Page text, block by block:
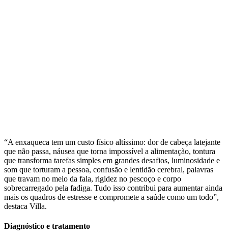
“A enxaqueca tem um custo físico altíssimo: dor de cabeça latejante
que não passa, náusea que torna impossível a alimentação, tontura
que transforma tarefas simples em grandes desafios, luminosidade e
som que torturam a pessoa, confusão e lentidão cerebral, palavras
que travam no meio da fala, rigidez no pescoço e corpo
sobrecarregado pela fadiga. Tudo isso contribui para aumentar ainda
mais os quadros de estresse e compromete a saúde como um todo”,
destaca Villa.
Diagnóstico e tratamento